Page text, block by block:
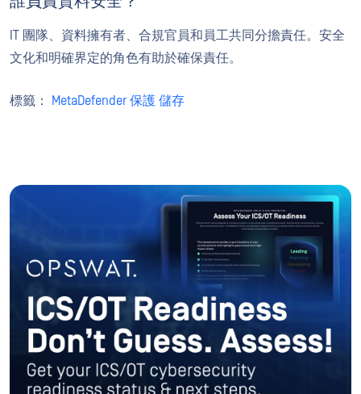
IT 團隊、資料擁有者、合規官員和員工共同分擔責任。安全
文化和明確界定的角色有助於確保責任。
標籤： MetaDefender 保護 儲存